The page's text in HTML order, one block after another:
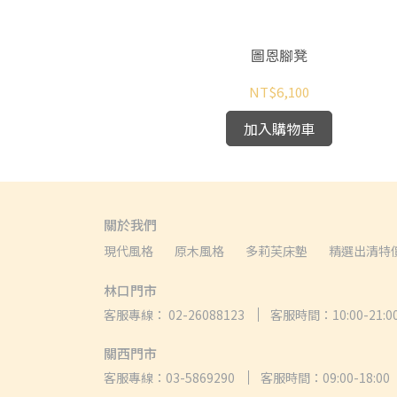
圖恩腳凳
NT$6,100
加入購物車
關於我們
現代風格 原木風格 多莉芙床墊 精選出清特
林口門市
客服專線： 02-26088123 客服時間：10:00-
關西門市
客服專線：03-5869290 客服時間：09:00-18:00